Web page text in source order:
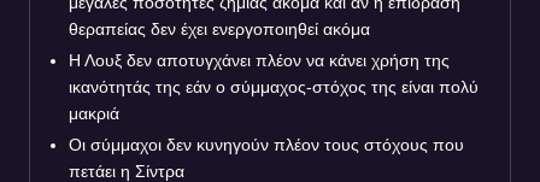
θεραπείας δεν έχει ενεργοποιηθεί ακόμα
Η Λουξ δεν αποτυγχάνει πλέον να κάνει χρήση της
ικανότητάς της εάν ο σύμμαχος-στόχος της είναι πολύ
μακριά
Οι σύμμαχοι δεν κυνηγούν πλέον τους στόχους που
πετάει η Σίντρα